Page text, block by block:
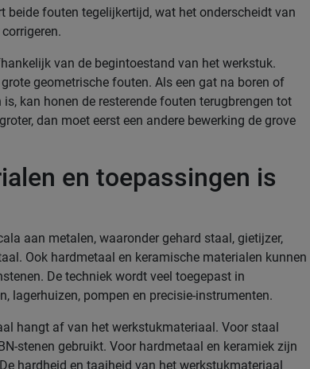
beide fouten tegelijkertijd, wat het onderscheidt van
van de begintoestand van het werkstuk.
geometrische fouten. Als een gat na boren of
kan honen de resterende fouten terugbrengen tot
dan moet eerst een andere bewerking de grove
en toepassingen is
aan metalen, waaronder gehard staal, gietijzer,
Ook hardmetaal en keramische materialen kunnen
De techniek wordt veel toegepast in
lagerhuizen, pompen en precisie-instrumenten.
hangt af van het werkstukmateriaal. Voor staal
stenen gebruikt. Voor hardmetaal en keramiek zijn
hardheid en taaiheid van het werkstukmateriaal